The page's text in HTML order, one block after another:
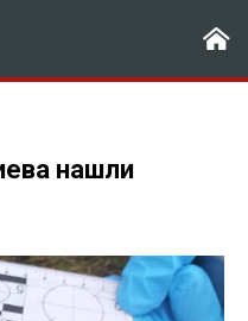
нашли